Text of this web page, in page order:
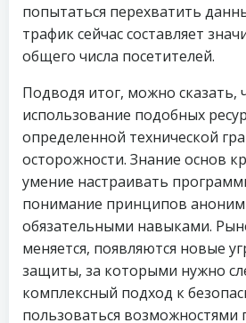
попытаться перехватить
трафик сейчас составляет
общего числа посетителей.
Подводя итог, можно сказать,
использование подобных
определенной технической
осторожности. Знание основ
умение настраивать
понимание принципов
обязательными навыками.
меняется, появляются новые
защиты, за которыми нужно
комплексный подход к
пользоваться возможностями